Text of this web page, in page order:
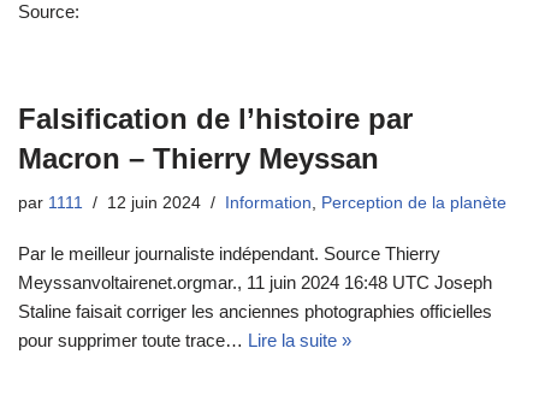
Source:
Falsification de l’histoire par
Macron – Thierry Meyssan
par 1111 12 juin 2024 Information, Perception de la planète
Par le meilleur journaliste indépendant. Source Thierry
Meyssanvoltairenet.orgmar., 11 juin 2024 16:48 UTC Joseph
Staline faisait corriger les anciennes photographies officielles
pour supprimer toute trace… Lire la suite »